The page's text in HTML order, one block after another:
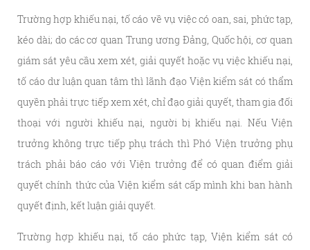
Trường hợp khiếu nại, tố cáo về vụ việc có oan, sai, phức tạp,
kéo dài; do các cơ quan Trung ương Đảng, Quốc hội, cơ quan
giám sát yêu cầu xem xét, giải quyết hoặc vụ việc khiếu nại,
tố cáo dư luận quan tâm thì lãnh đạo Viện kiểm sát có thẩm
quyền phải trực tiếp xem xét, chỉ đạo giải quyết, tham gia đối
thoại với người khiếu nại, người bị khiếu nại. Nếu Viện
trưởng không trực tiếp phụ trách thì Phó Viện trưởng phụ
trách phải báo cáo với Viện trưởng để có quan điểm giải
quyết chính thức của Viện kiểm sát cấp mình khi ban hành
quyết định, kết luận giải quyết.
Trường hợp khiếu nại, tố cáo phức tạp, Viện kiểm sát có